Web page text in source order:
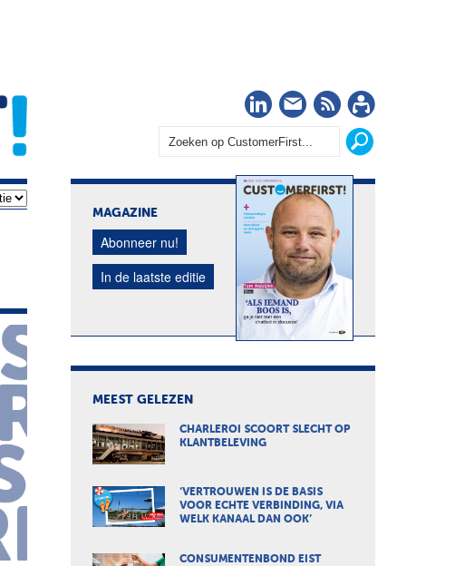
LinkedIn
Nieuwsbrief
RSS
MAGAZINE
Abonneer nu!
In de laatste editie
MEEST GELEZEN
CHARLEROI SCOORT SLECHT OP
KLANTBELEVING
‘VERTROUWEN IS DE BASIS
VOOR ECHTE VERBINDING, VIA
WELK KANAAL DAN OOK’
CONSUMENTENBOND EIST